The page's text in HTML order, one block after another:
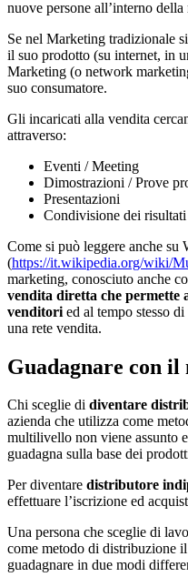
nuove persone all’interno della
Se nel Marketing tradizionale
il suo prodotto (su internet, in
Marketing (o network
suo consumatore.
Gli incaricati alla vendita
attraverso:
Eventi / Meeting
Dimostrazioni / Prove
Presentazioni
Condivisione dei
Come si può leggere anche su
(https://it.wikipedia.org/wiki/
marketing, conosciuto anche
vendita diretta che permette
venditori ed al tempo stesso
una rete vendita.
Guadagnare con
Chi sceglie di diventare
azienda che utilizza come
multilivello non viene assunto
guadagna sulla base dei
Per diventare distributore
effettuare l’iscrizione ed
Una persona che sceglie di
come metodo di distribuzione
guadagnare in due modi